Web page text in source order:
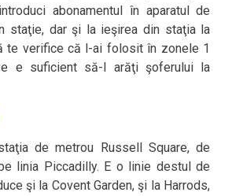
abonamentul în aparatul de
staţie, dar şi la ieşirea din staţia la
te verifice că l-ai folosit în zonele 1
e suficient să-l arăţi şoferului la
de metrou Russell Square, de
linia Piccadilly. E o linie destul de
şi la Covent Garden, şi la Harrods,